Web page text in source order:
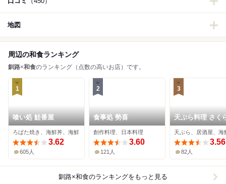
地図
周辺の和食ランキング
釧路×和食のランキング（点数の高いお店）です。
1
喰い処 鮭番屋
ろばた焼き、海鮮丼、海鮮
3.62
605人
2
食事処 勢喜
創作料理、日本料理
3.60
121人
3
天ぷら料理 さく
天ぷら、居酒屋、海
3.56
82人
釧路×和食のランキングをもっと見る